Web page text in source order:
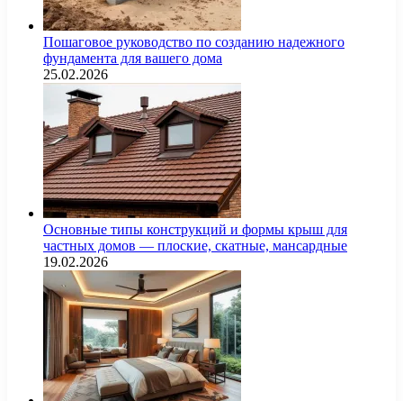
Пошаговое руководство по созданию надежного
фундамента для вашего дома
25.02.2026
Основные типы конструкций и формы крыш для
частных домов — плоские, скатные, мансардные
19.02.2026